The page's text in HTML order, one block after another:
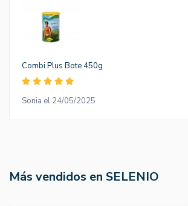
Combi Plus Bote 450g
Sonia el 24/05/2025
Más vendidos en SELENIO